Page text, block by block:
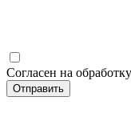
Согласен на
Отправить